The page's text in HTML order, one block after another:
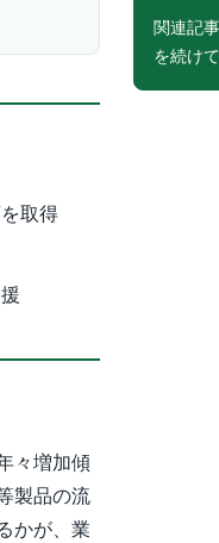
取得
々増加傾
製品の流
かが、業
関連記
を続け